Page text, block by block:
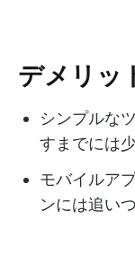
デメリッ
シンプルな
すまでには
モバイルア
ンには追い